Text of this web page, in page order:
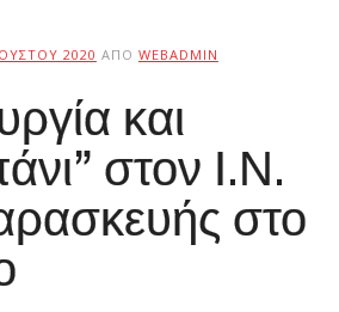
2020 ΑΠΌ WEBADMIN
και
στον Ι.Ν.
στο